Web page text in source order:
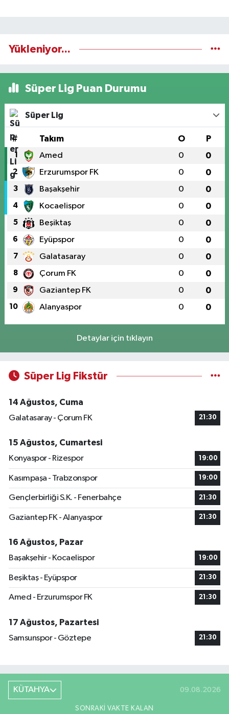
Yükleniyor...
Süper Lig Puan Durumu
Süper Lig
# Takım O P
1 Amed 0 0
2 Erzurumspor FK 0 0
3 Başakşehir 0 0
4 Kocaelispor 0 0
5 Beşiktaş 0 0
6 Eyüpspor 0 0
7 Galatasaray 0 0
8 Çorum FK 0 0
9 Gaziantep FK 0 0
10 Alanyaspor 0 0
Detaylar için tıklayın
Süper Lig Fikstür
14 Ağustos, Cuma
Galatasaray - Çorum FK
21:30
15 Ağustos, Cumartesi
Konyaspor - Rizespor
19:00
Kasımpaşa - Trabzonspor 19:00
Gençlerbirliği S.K. - Fenerbahçe 21:30
Gaziantep FK - Alanyaspor 21:30
16 Ağustos, Pazar
Başakşehir - Kocaelispor
19:00
Beşiktaş - Eyüpspor 21:30
Amed - Erzurumspor FK 21:30
17 Ağustos, Pazartesi
Samsunspor - Göztepe
21:30
KÜTAHYA 09.08.2026
SONRAKI VAKTE KALAN